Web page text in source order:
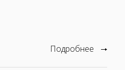
Подробнее